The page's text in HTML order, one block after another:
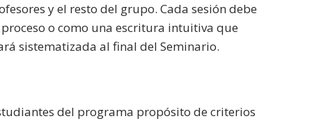
y el resto del grupo. Cada sesión debe
o como una escritura intuitiva que
sistematizada al final del Seminario.
del programa propósito de criterios